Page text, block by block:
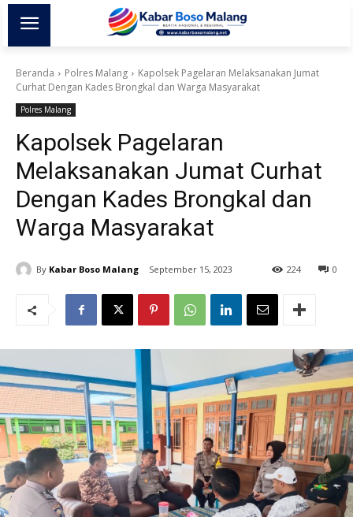
Beranda Polres Malang
Kapolsek Pagelaran Melaksanakan Jumat
Curhat Dengan Kades Brongkal dan Warga Masyarakat
Polres Malang
Kapolsek Pagelaran
Melaksanakan Jumat Curhat
Dengan Kades Brongkal dan
Warga Masyarakat
By Kabar Boso Malang September 15, 2023 0
224